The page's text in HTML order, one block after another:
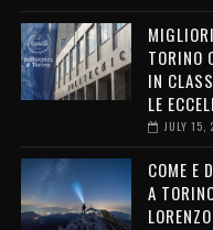
TORINO
IN
LE
JULY 15,
COME E
A